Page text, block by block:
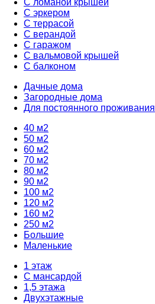
С эркером
С террасой
С верандой
С гаражом
С вальмовой крышей
С балконом
Дачные дома
Загородные дома
Для постоянного проживания
40 м2
50 м2
60 м2
70 м2
80 м2
90 м2
100 м2
120 м2
160 м2
250 м2
Большие
Маленькие
1 этаж
С мансардой
1,5 этажа
Двухэтажные